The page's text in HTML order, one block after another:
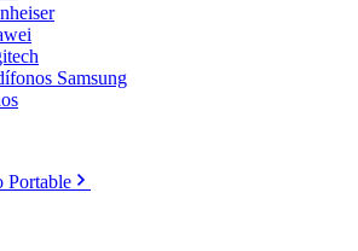
Samsung
Portable